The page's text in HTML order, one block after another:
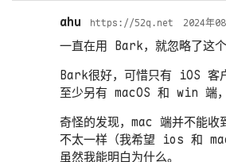
ahu https://52q.net 2024年
一直在用 Bark，就忽略了这个
Bark很好，可惜只有 iOS 客
至少另有 macOS 和 win 端，
奇怪的发现，mac 端并不能收
不太一样（我希望 ios 和
虽然我能明白为什么。